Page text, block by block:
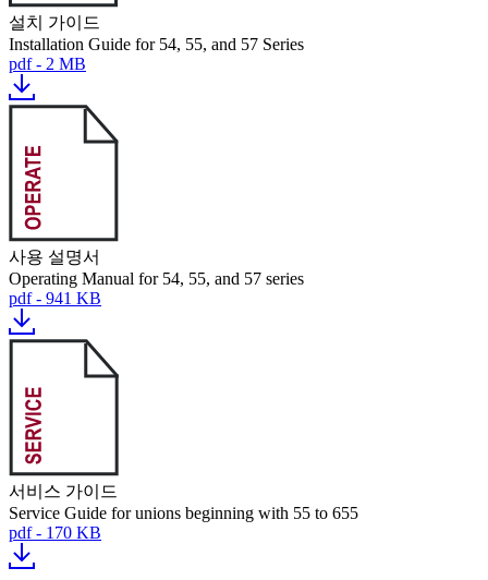
설치 가이드
Installation Guide for 54, 55, and 57 Series
pdf - 2 MB
사용 설명서
Operating Manual for 54, 55, and 57 series
pdf - 941 KB
서비스 가이드
Service Guide for unions beginning with 55 to 655
pdf - 170 KB